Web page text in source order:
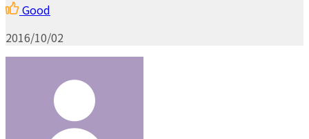
Good
2016/10/02